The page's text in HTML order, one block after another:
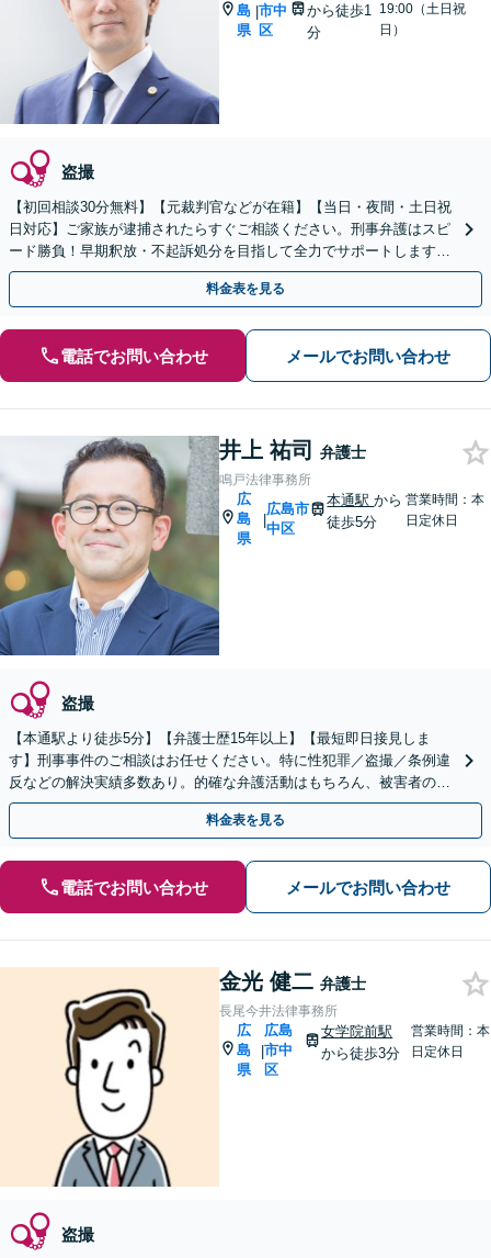
島
県
|市中
区
から徒歩1
分
19:00（土日祝
日）
盗撮
【初回相談30分無料】【元裁判官などが在籍】【当日・夜間・土日祝
日対応】ご家族が逮捕されたらすぐご相談ください。刑事弁護はスピ
ード勝負！早期釈放・不起訴処分を目指して全力でサポートします。
【スピード対応】
料金表を見る
電話でお問い合わせ メールでお問い合わせ
井上 祐司 弁護士
鳴戸法律事務所
広
島
県
|
広島市
中区
本通駅から
徒歩5分
営業時間：本
日定休日
盗撮
【本通駅より徒歩5分】【弁護士歴15年以上】【最短即日接見しま
す】刑事事件のご相談はお任せください。特に性犯罪／盗撮／条例違
反などの解決実績多数あり。的確な弁護活動はもちろん、被害者の方
との示談交渉もお任せください【土日・祝日対応可】
料金表を見る
電話でお問い合わせ メールでお問い合わせ
金光 健二 弁護士
長尾今井法律事務所
広
島
県
|
広島
市中
区
女学院前駅
から徒歩3分
営業時間：本
日定休日
盗撮